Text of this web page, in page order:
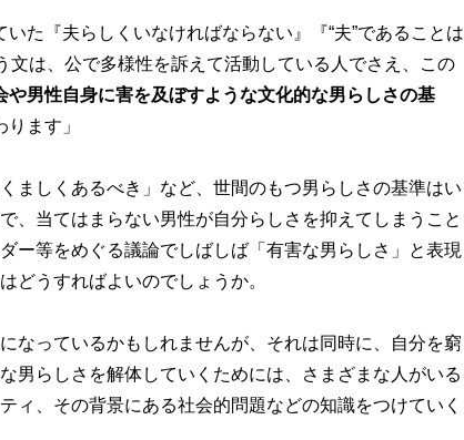
た『夫らしくいなければならない』『“夫”であることは
文は、公で多様性を訴えて活動している人でさえ、この
や男性自身に害を及ぼすような文化的な男らしさの基
ます」
ましくあるべき」など、世間のもつ男らしさの基準はい
、当てはまらない男性が自分らしさを抑えてしまうこと
ー等をめぐる議論でしばしば「有害な男らしさ」と表現
どうすればよいのでしょうか。
なっているかもしれませんが、それは同時に、自分を窮
男らしさを解体していくためには、さまざまな人がいる
ィ、その背景にある社会的問題などの知識をつけていく